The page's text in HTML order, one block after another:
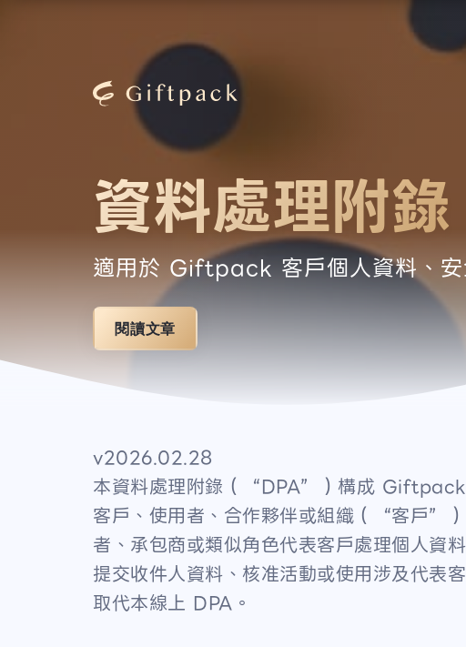
資料處理附錄
適用於 Giftpack 客戶個人資料、安
閱讀文章
v2026.02.28
本資料處理附錄（“DPA”）構成
客戶、使用者、合作夥伴或組織（“客戶”
者、承包商或類似角色代表客戶處理個人資
提交收件人資料、核准活動或使用涉及代表
取代本線上 DPA。